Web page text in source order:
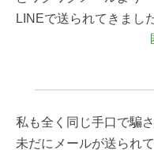
LINEで送られてきまし
私も全く同じ手口で騙さ
未だにメールが送られ